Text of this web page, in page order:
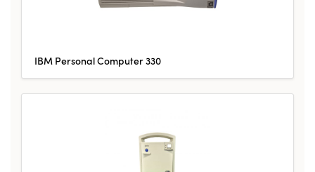
IBM Personal Computer 330